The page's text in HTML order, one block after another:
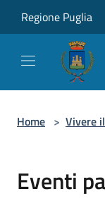
Regione Puglia
Home > Vivere
Eventi